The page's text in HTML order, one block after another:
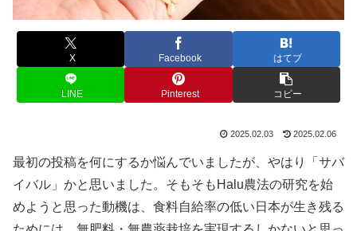
X Facebook はてブ
LINE Pinterest コピー
2025.02.03 2025.02.06
最初の投稿を何にするか悩んでいましたが、やはり「サバ
イバル」かと思いました。そもそもHalu農法の研究を始
めようと思った動機は、食料自給率の低い日本が生き残る